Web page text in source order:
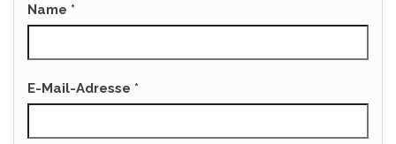
Name *
E-Mail-Adresse *